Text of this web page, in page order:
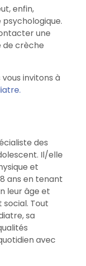
enfin,
une
de crèche
vous invitons à
des
Il/elle
et
ans en tenant
leur âge et
Tout
sa
avec